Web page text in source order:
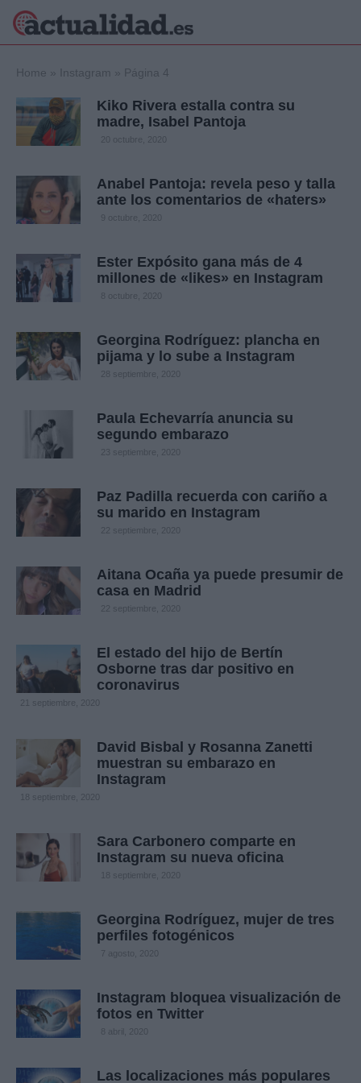
Política
Crónica
Economía
Internacional
Viajes
Deportes
Gente
Home » Instagram » Página 4
Kiko Rivera estalla contra su
madre, Isabel Pantoja
20 octubre, 2020
Anabel Pantoja: revela peso y talla
ante los comentarios de «haters»
9 octubre, 2020
Ester Expósito gana más de 4
millones de «likes» en Instagram
8 octubre, 2020
Georgina Rodríguez: plancha en
pijama y lo sube a Instagram
28 septiembre, 2020
Paula Echevarría anuncia su
segundo embarazo
23 septiembre, 2020
Paz Padilla recuerda con cariño a
su marido en Instagram
22 septiembre, 2020
Aitana Ocaña ya puede presumir de
casa en Madrid
22 septiembre, 2020
El estado del hijo de Bertín
Osborne tras dar positivo en
coronavirus
21 septiembre, 2020
David Bisbal y Rosanna Zanetti
muestran su embarazo en
Instagram
18 septiembre, 2020
Sara Carbonero comparte en
Instagram su nueva oficina
18 septiembre, 2020
Georgina Rodríguez, mujer de tres
perfiles fotogénicos
7 agosto, 2020
Instagram bloquea visualización de
fotos en Twitter
8 abril, 2020
Las localizaciones más populares